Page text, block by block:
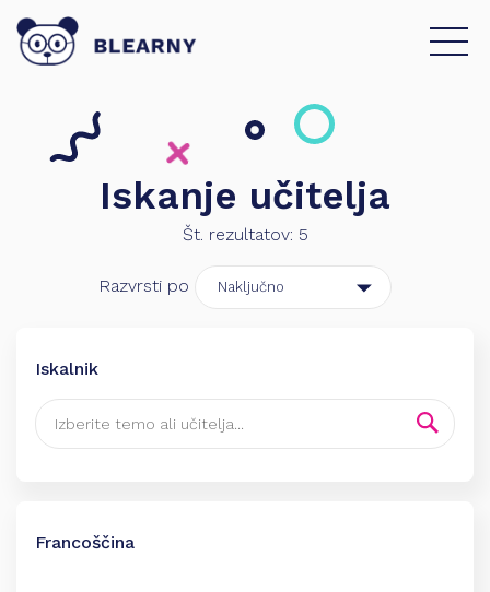
Iskanje učitelja
Št. rezultatov: 5
Razvrsti po
Iskalnik
Francoščina